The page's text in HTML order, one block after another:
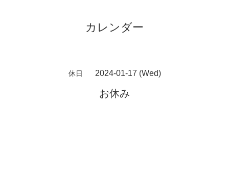
カレンダー
休日 2024-01-17 (Wed)
お休み